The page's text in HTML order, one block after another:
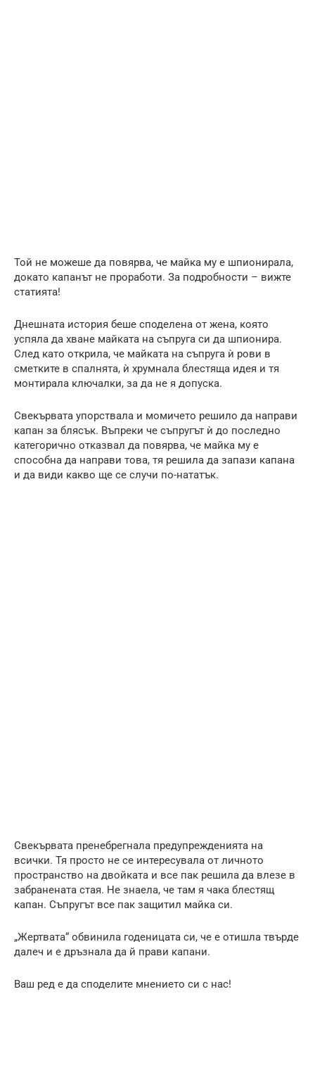
Той не можеше да повярва, че майка му е шпионирала,
докато капанът не проработи. За подробности – вижте
статията!
Днешната история беше споделена от жена, която
успяла да хване майката на съпруга си да шпионира.
След като открила, че майката на съпруга ѝ рови в
сметките в спалнята, ѝ хрумнала блестяща идея и тя
монтирала ключалки, за да не я допуска.
Свекървата упорствала и момичето решило да направи
капан за блясък. Въпреки че съпругът ѝ до последно
категорично отказвал да повярва, че майка му е
способна да направи това, тя решила да запази капана
и да види какво ще се случи по-нататък.
Свекървата пренебрегнала предупрежденията на
всички. Тя просто не се интересувала от личното
пространство на двойката и все пак решила да влезе в
забранената стая. Не знаела, че там я чака блестящ
капан. Съпругът все пак защитил майка си.
„Жертвата“ обвинила годеницата си, че е отишла твърде
далеч и е дръзнала да й прави капани.
Ваш ред е да споделите мнението си с нас!